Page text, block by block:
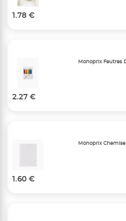
1.78 €
Monoprix Feutres
2.27 €
Monoprix
1.60 €